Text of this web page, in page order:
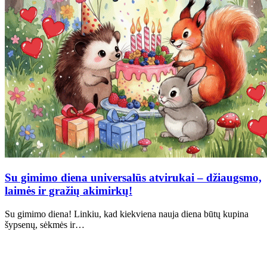
Su gimimo diena universalūs atvirukai – džiaugsmo,
laimės ir gražių akimirkų!
Su gimimo diena! Linkiu, kad kiekviena nauja diena būtų kupina
šypsenų, sėkmės ir…